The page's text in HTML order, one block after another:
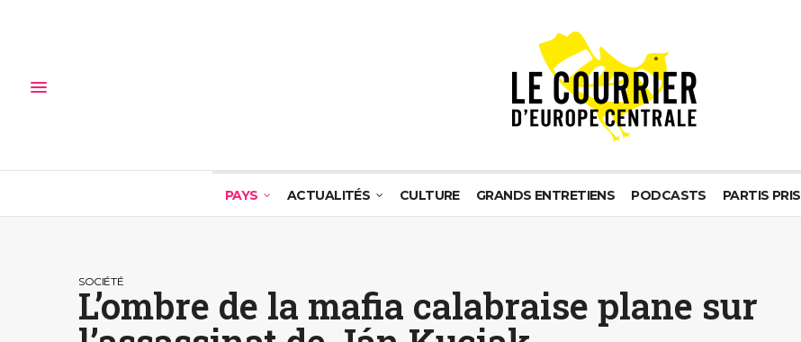
PAYS ACTUALITÉS CULTURE GRANDS ENTRETIENS PODCASTS PARTIS PRIS
SOCIÉTÉ
L’ombre de la mafia calabraise plane sur